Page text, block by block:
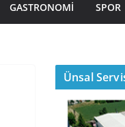
GASTRONOMİ SPOR
Ünsal